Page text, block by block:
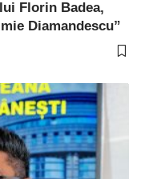
Florin Badea,
Diamandescu”